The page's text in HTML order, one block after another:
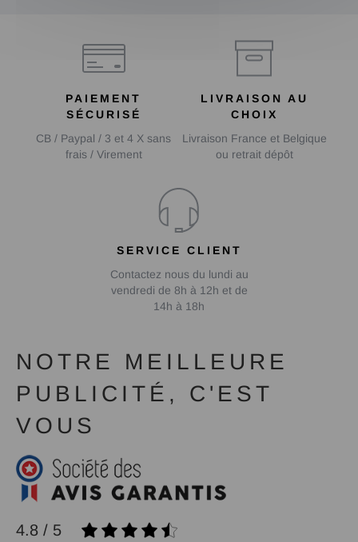
PAIEMENT
SÉCURISÉ
CB / Paypal / 3 et 4 X sans
frais / Virement
LIVRAISON AU
CHOIX
Livraison France et Belgique
ou retrait dépôt
SERVICE CLIENT
Contactez nous du lundi au
vendredi de 8h à 12h et de
14h à 18h
NOTRE MEILLEURE
PUBLICITÉ, C'EST
VOUS
4.8 / 5